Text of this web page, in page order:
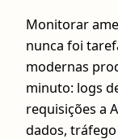
Monitorar
nunca foi
modernas
minuto: logs
requisições a
dados,